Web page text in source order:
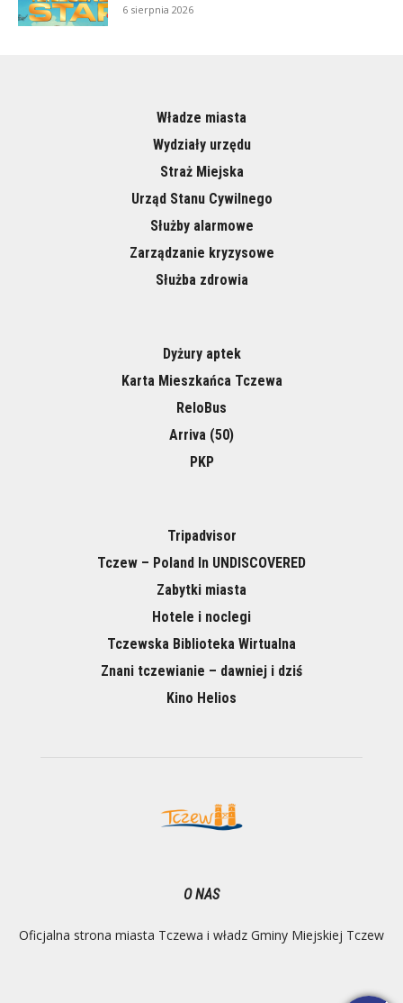
6 sierpnia 2026
Władze miasta
Wydziały urzędu
Straż Miejska
Urząd Stanu Cywilnego
Służby alarmowe
Zarządzanie kryzysowe
Służba zdrowia
Dyżury aptek
Karta Mieszkańca Tczewa
ReloBus
Arriva (50)
PKP
Tripadvisor
Tczew – Poland In UNDISCOVERED
Zabytki miasta
Hotele i noclegi
Tczewska Biblioteka Wirtualna
Znani tczewianie – dawniej i dziś
Kino Helios
O NAS
Oficjalna strona miasta Tczewa i władz Gminy Miejskiej Tczew